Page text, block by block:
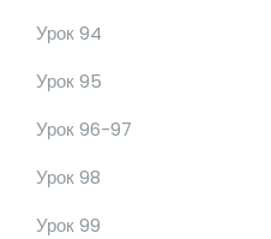
Урок 94
Урок 95
Урок 96-97
Урок 98
Урок 99